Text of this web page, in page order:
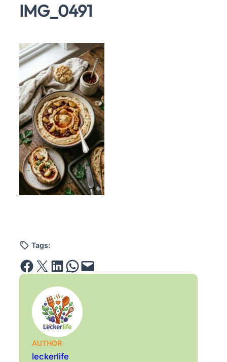
IMG_0491
Tags:
Share on Facebook Email this Page Share on LinkedIn Share on WhatsApp Email this Page
AUTHOR
leckerlife